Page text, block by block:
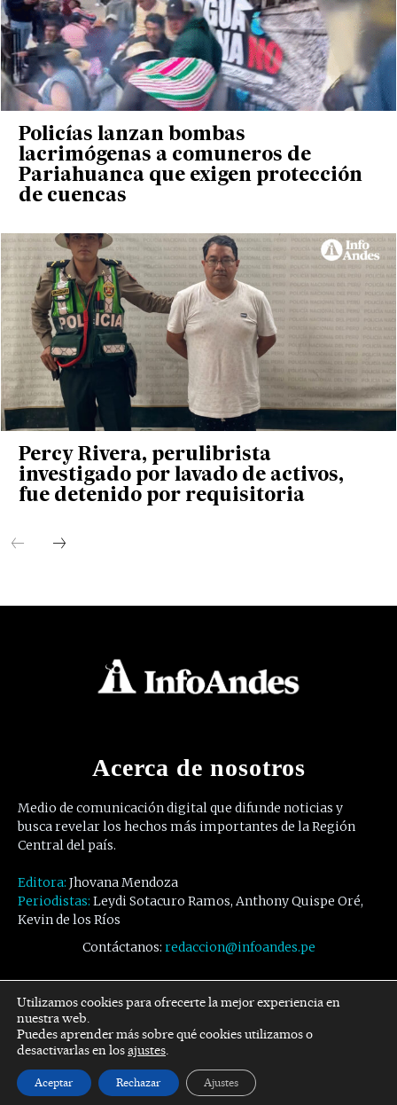
Policías lanzan bombas
lacrimógenas a comuneros de
Pariahuanca que exigen protección
de cuencas
Percy Rivera, perulibrista
investigado por lavado de activos,
fue detenido por requisitoria
Acerca de nosotros
Medio de comunicación digital que difunde noticias y
busca revelar los hechos más importantes de la Región
Central del país.
Editora: Jhovana Mendoza
Periodistas: Leydi Sotacuro Ramos, Anthony Quispe Oré,
Kevin de los Ríos
Contáctanos: redaccion@infoandes.pe
Síguenos
Facebook Twitter Youtube
Utilizamos cookies para ofrecerte la mejor experiencia en
nuestra web.
Puedes aprender más sobre qué cookies utilizamos o
desactivarlas en losajustes.
Aceptar Rechazar Ajustes